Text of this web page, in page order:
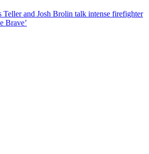
and Josh Brolin talk intense firefighter
Brave’